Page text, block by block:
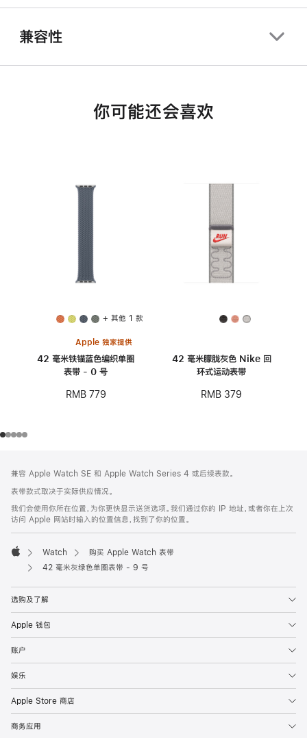
兼容性
你可能还会喜欢
+ 其他 1 款
Apple 独家提供
42 毫米铁锚蓝色编织单圈
表带 - 0 号
RMB 779
42 毫米朦胧灰色 Nike 回
环式运动表带
RMB 379
页
页
脚
注
兼容 Apple Watch SE 和 Apple Watch Series 4 或后续表款。
表带款式取决于实际供应情况。
我们会使用你所在位置，为你更快显示送货选项。我们通过你的 IP 地址，或者你在上次
访问 Apple 网站时输入的位置信息，找到了你的位置。
Apple
Watch
购买 Apple Watch 表带
42 毫米灰绿色单圈表带 - 9 号
选购及了解
Apple 钱包
账户
娱乐
Apple Store 商店
商务应用